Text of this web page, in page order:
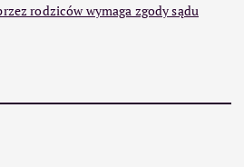
rodziców wymaga zgody sądu